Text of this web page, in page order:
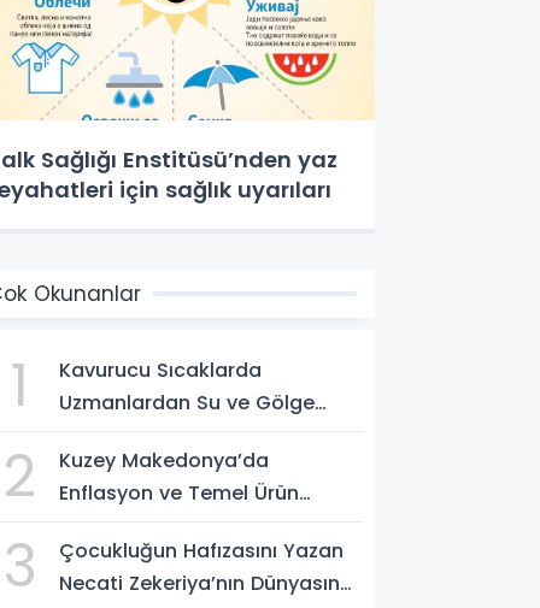
Sağlığı Enstitüsü’nden yaz
için sağlık uyarıları
Okunanlar
1
Kavurucu Sıcaklarda
Uzmanlardan Su ve Gölge
2
Kuzey Makedonya’da
Enflasyon ve Temel Ürün
3
Çocukluğun Hafızasını Yazan
Necati Zekeriya’nın Dünyasına